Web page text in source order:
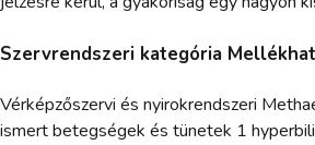
Szervrendszeri kategória
Vérképzőszervi és nyirokrendszeri
ismert betegségek és tünetek 1